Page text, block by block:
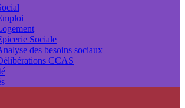
Sociale
des besoins sociaux
CCAS